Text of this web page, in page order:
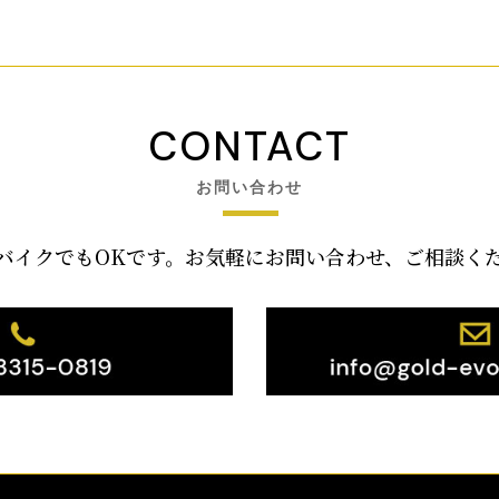
CONTACT
お問い合わせ
イクでもOKです。お気軽にお問い合わせ、ご相談く